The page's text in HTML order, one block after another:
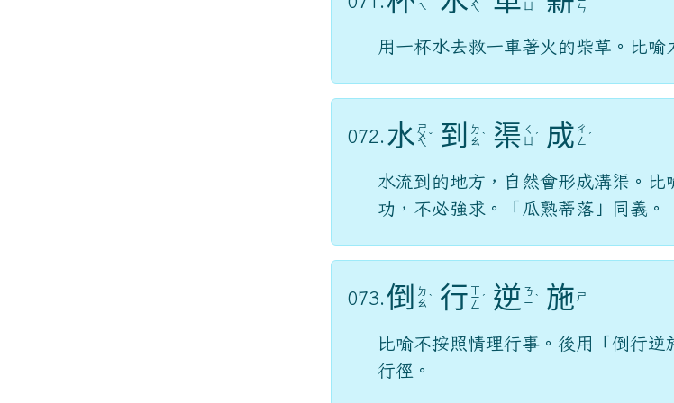
ㄟ
ㄟ ㄣ
用一杯水去救一車著火的柴草。比喻
072. 水 ㄕ
ㄨ
ㄟ
ˇ 到
ㄉ
ㄠ ˋ 渠 ㄑ
ˊ 成 ㄔ
ㄥ ˊ
水流到的地方，自然會形成溝渠。比
功，不必強求。「瓜熟蒂落」同義。
073. 倒
ㄉ
ㄠ ˋ 行 ㄒ
ㄧ
ㄥ
ˊ 逆 ㄋ
ㄧ ˋ 施 ㄕ
比喻不按照情理行事。後用「倒行逆
行徑。